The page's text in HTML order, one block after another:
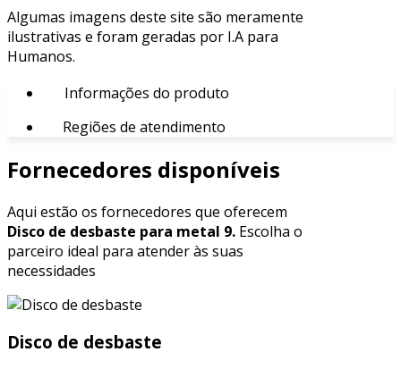
Algumas imagens deste site são meramente
ilustrativas e foram geradas por I.A para
Humanos.
Informações do produto
Regiões de atendimento
Fornecedores disponíveis
Aqui estão os fornecedores que oferecem
Disco de desbaste para metal 9. Escolha o
parceiro ideal para atender às suas
necessidades
Disco de desbaste